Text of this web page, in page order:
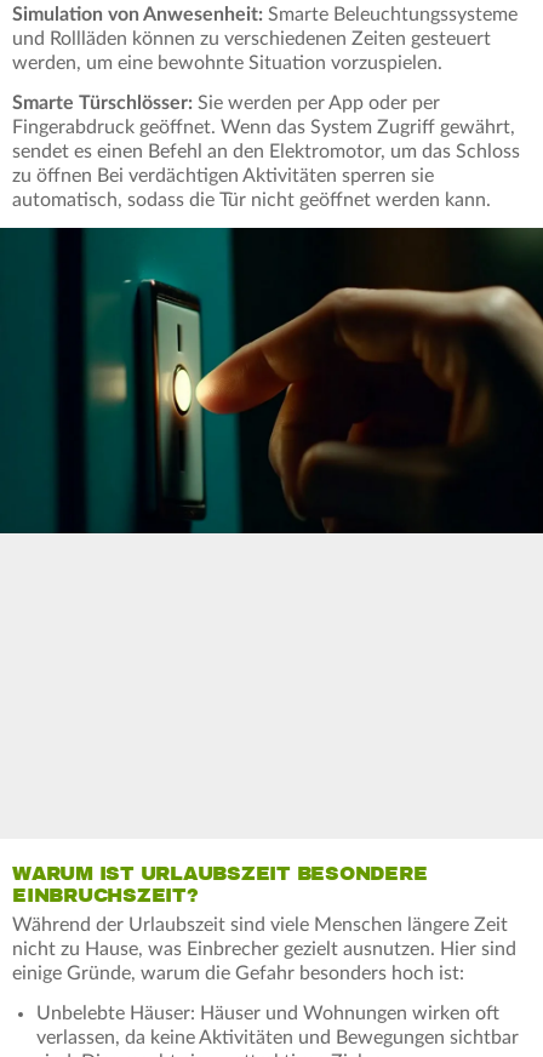
Simulation von Anwesenheit: Smarte Beleuchtungssysteme
und Rollläden können zu verschiedenen Zeiten gesteuert
werden, um eine bewohnte Situation vorzuspielen.
Smarte Türschlösser: Sie werden per App oder per
Fingerabdruck geöffnet. Wenn das System Zugriff gewährt,
sendet es einen Befehl an den Elektromotor, um das Schloss
zu öffnen Bei verdächtigen Aktivitäten sperren sie
automatisch, sodass die Tür nicht geöffnet werden kann.
WARUM IST URLAUBSZEIT BESONDERE
EINBRUCHSZEIT?
Während der Urlaubszeit sind viele Menschen längere Zeit
nicht zu Hause, was Einbrecher gezielt ausnutzen. Hier sind
einige Gründe, warum die Gefahr besonders hoch ist:
Unbelebte Häuser: Häuser und Wohnungen wirken oft
verlassen, da keine Aktivitäten und Bewegungen sichtbar